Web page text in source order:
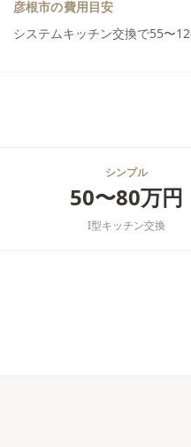
彦根市の費用目安
システムキッチン交換で55〜
シンプル
50〜80万円
I型キッチン交換